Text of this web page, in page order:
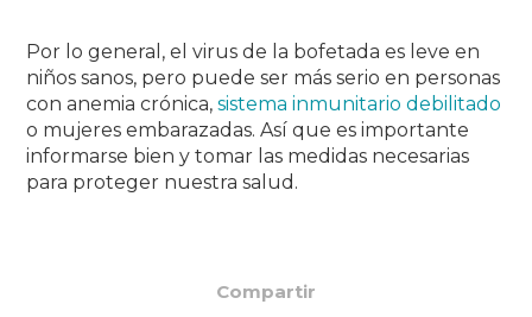
Por lo general, el virus de la bofetada es leve en
niños sanos, pero puede ser más serio en personas
con anemia crónica, sistema inmunitario debilitado
o mujeres embarazadas. Así que es importante
informarse bien y tomar las medidas necesarias
para proteger nuestra salud.
Compartir